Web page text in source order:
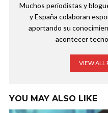
Muchos periodistas y
y España colaboran
aportando su
acontecer
VIEW ALL
YOU MAY ALSO LIKE